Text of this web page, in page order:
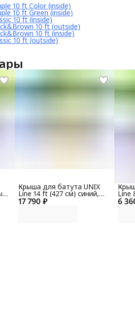
10 ft Color (inside)
10 ft Green (inside)
10 ft (inside)
10 ft (outside)
10 ft (inside)
10 ft (outside)
17 790 ₽
Крыша для батута UNIX
Line 14 ft (427 см) синий,
жёлтый 6
Line